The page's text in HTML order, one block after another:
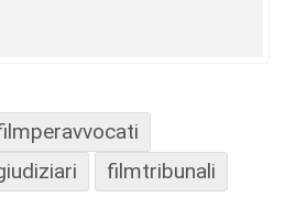
filmtribunali